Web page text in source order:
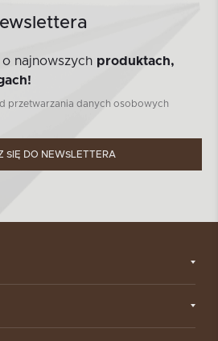
najnowszych produktach,
przetwarzania danych osobowych
SIĘ DO NEWSLETTERA